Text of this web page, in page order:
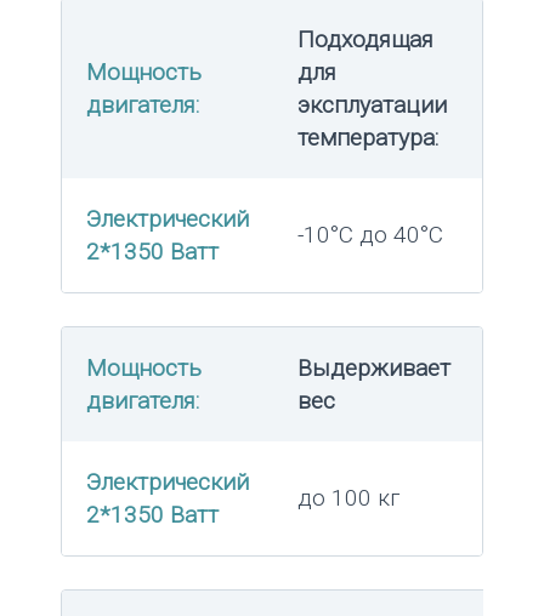
Мощность
двигателя:
Подходящая
для
эксплуатации
температура:
Электрический
2*1350 Ватт
-10°C до 40°C
Мощность
двигателя:
Выдерживает
вес
Электрический
2*1350 Ватт
до 100 кг